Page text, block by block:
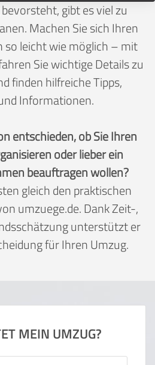
gibt es viel zu
Machen Sie sich Ihren
so leicht wie möglich – mit
Sie wichtige Details zu
finden hilfreiche Tipps,
Informationen.
entschieden, ob Sie Ihren
oder lieber ein
beauftragen wollen?
gleich den praktischen
umzuege.de. Dank Zeit-,
unterstützt er
für Ihren Umzug.
MEIN UMZUG?